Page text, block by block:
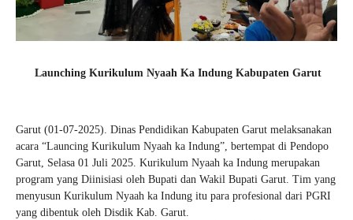
Launching Kurikulum Nyaah Ka Indung Kabupaten Garut
Garut (01-07-2025). Dinas Pendidikan Kabupaten Garut melaksanakan
acara “Launcing Kurikulum Nyaah ka Indung”, bertempat di Pendopo
Garut, Selasa 01 Juli 2025. Kurikulum Nyaah ka Indung merupakan
program yang Diinisiasi oleh Bupati dan Wakil Bupati Garut. Tim yang
menyusun Kurikulum Nyaah ka Indung itu para profesional dari PGRI
yang dibentuk oleh Disdik Kab. Garut.